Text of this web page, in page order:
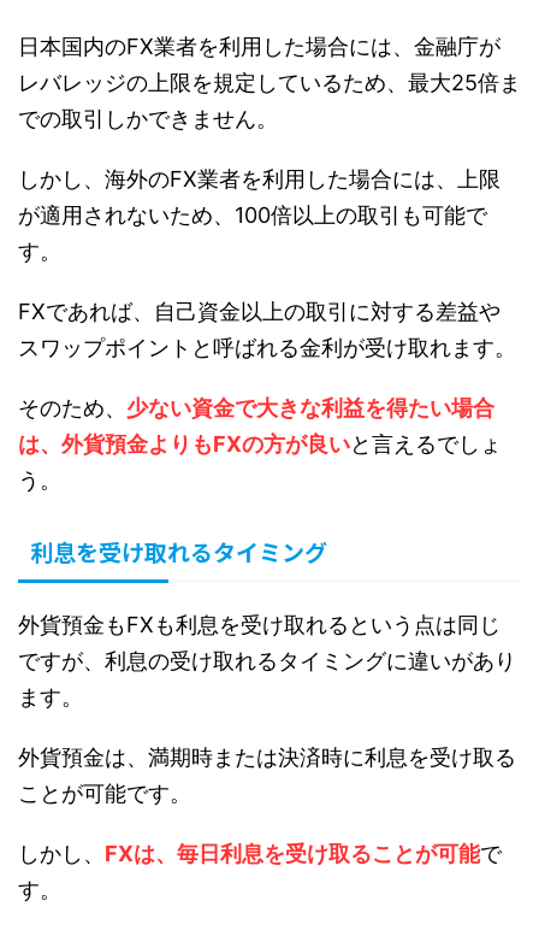
日本国内のFX業者を利用した場合には、金融庁が
レバレッジの上限を規定しているため、最大25倍ま
での取引しかできません。
しかし、海外のFX業者を利用した場合には、上限
が適用されないため、100倍以上の取引も可能で
す。
FXであれば、自己資金以上の取引に対する差益や
スワップポイントと呼ばれる金利が受け取れます。
そのため、 少ない資金で大きな利益を得たい場合
は、外貨預金よりもFXの方が良いと言えるでしょ
う。
利息を受け取れるタイミング
外貨預金もFXも利息を受け取れるという点は同じ
ですが、利息の受け取れるタイミングに違いがあり
ます。
外貨預金は、満期時または決済時に利息を受け取る
ことが可能です。
しかし、 FXは、毎日利息を受け取ることが可能で
す。